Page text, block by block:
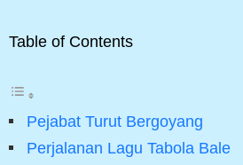
Table of Contents
Pejabat Turut Bergoyang
Perjalanan Lagu Tabola Bale